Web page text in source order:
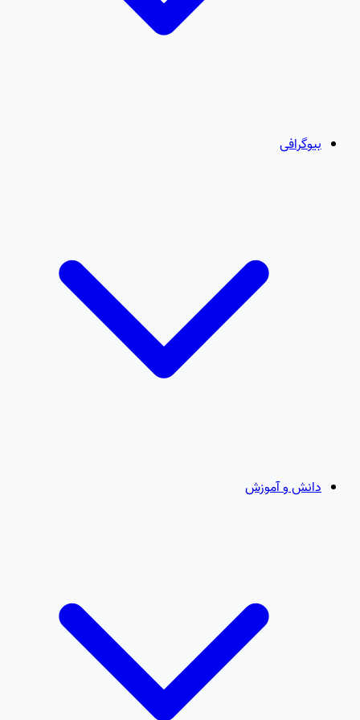
بیوگرافی
دانش و آموزش